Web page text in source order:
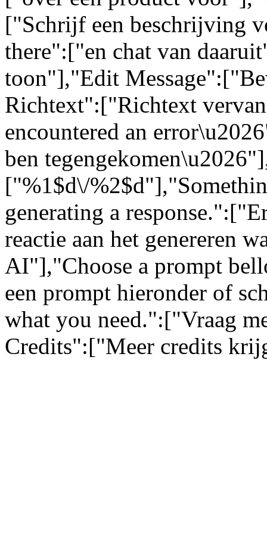
["Schrijf een beschrijving
there":["en chat van
toon"],"Edit
Richtext":["Richtext
encountered an
ben
["%1$d\/
generating a
reactie aan het genereren
AI"],"Choose a prompt
een prompt hieronder of
what you need.":["Vraag
Credits":["Meer credits